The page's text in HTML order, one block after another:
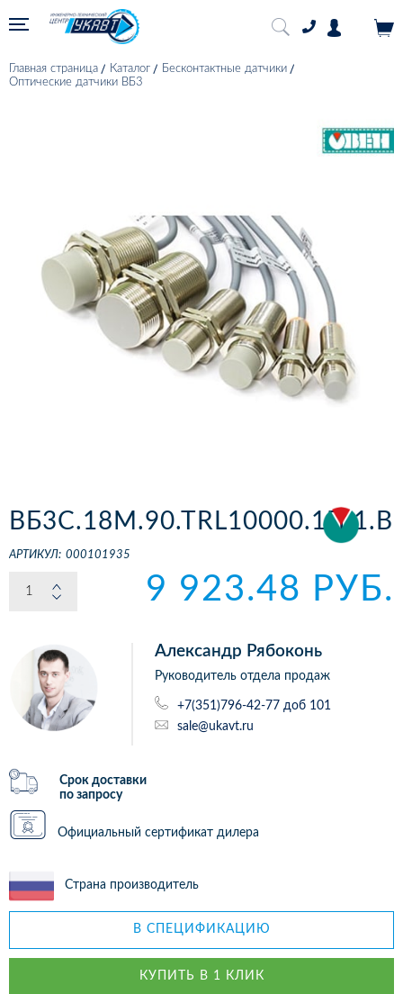
Главная страница Каталог
Бесконтактные датчики
Оптические датчики ВБ3
ВБ3С.18М.90.ТRL10000.1П.1.B
АРТИКУЛ: 000101935
9 923.48 РУБ.
Александр Рябоконь
Руководитель отдела продаж
+7(351)796-42-77 доб 101
sale@ukavt.ru
Срок доставки
по запросу
Официальный сертификат дилера
Страна производитель
В СПЕЦИФИКАЦИЮ
КУПИТЬ В 1 КЛИК